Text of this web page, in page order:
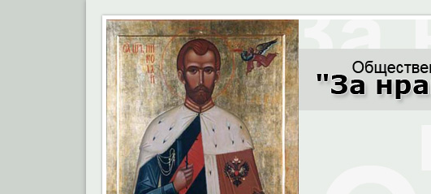
Moral.Ru
Общественный Комитет "За нравственное возрождение Отечества"